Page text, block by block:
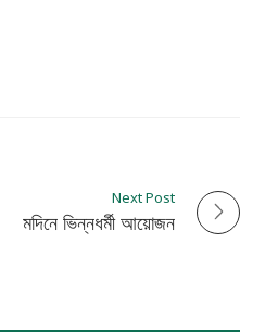
মসজিদে দোয়া
Next Post
জন্মদিনে ভিন্নধর্মী আয়োজন